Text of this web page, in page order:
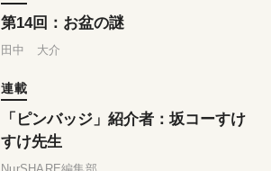
第14回：お盆の謎
田中 大介
連載
「ピンバッジ」紹介者：坂コーすけ
すけ先生
NurSHARE編集部